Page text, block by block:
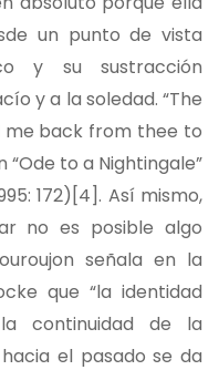
un punto de vista
y su sustracción
y a la soledad. “The
back from thee to
“Ode to a Nightingale”
172) [4]. Así mismo,
no es posible algo
señala en la
que “la identidad
continuidad de la
el pasado se da